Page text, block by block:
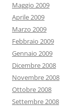
Maggio 2009
Aprile 2009
Marzo 2009
Febbraio 2009
Gennaio 2009
Dicembre 2008
Novembre 2008
Ottobre 2008
Settembre 2008